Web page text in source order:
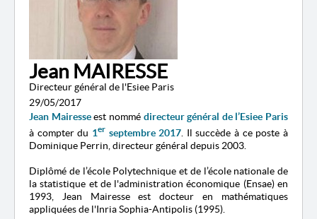
Jean MAIRESSE
Directeur général de l'Esiee Paris
29/05/2017
Jean Mairesse est nommé directeur général de l’Esiee Paris
à compter du 1er septembre 2017 . Il succède à ce poste à
Dominique Perrin, directeur général depuis 2003.
Diplômé de l’école Polytechnique et de l’école nationale de
la statistique et de l'administration économique (Ensae) en
1993, Jean Mairesse est docteur en mathématiques
appliquées de l'InriaSophia-Antipolis (1995).